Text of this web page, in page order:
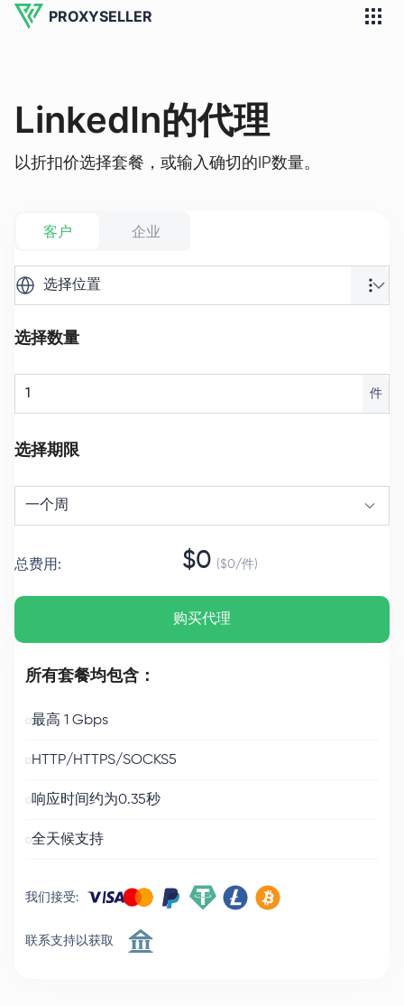
PROXYSELLER
LinkedIn的代理
以折扣价选择套餐，或输入确切的IP数量。
客户 企业
选择位置
选择数量
件
选择期限
一个周
总费用 : $0 ($0/件)
购买代理
所有套餐均包含：
最高 1 Gbps
HTTP/HTTPS/SOCKS5
响应时间约为0.35秒
全天候支持
我们接受:
联系支持以获取